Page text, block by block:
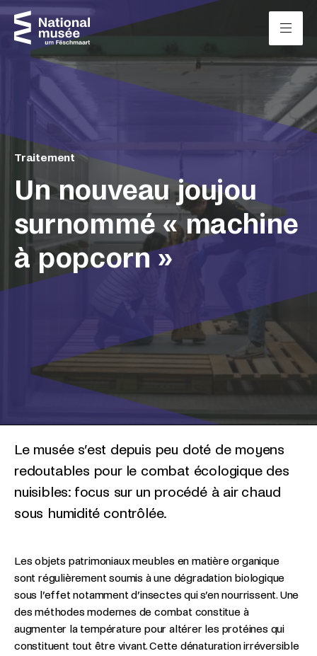
Passer directement au contenu
Un nouveau joujou
surnommé « machine
à popcorn »
Traitement
Le musée s’est depuis peu doté de moyens
redoutables pour le combat écologique des
nuisibles: focus sur un procédé à air chaud
sous humidité contrôlée.
Les objets patrimoniaux meubles en matière organique
sont régulièrement soumis à une dégradation biologique
sous l’effet notamment d’insectes qui s’en nourrissent. Une
des méthodes modernes de combat constitue à
augmenter la température pour altérer les protéines qui
constituent tout être vivant. Cette dénaturation irréversible
Panneau de gestion des cookies